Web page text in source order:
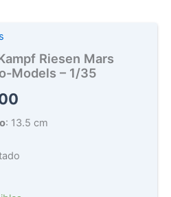
Riesen Mars
Models – 1/35
price
: 13.5 cm